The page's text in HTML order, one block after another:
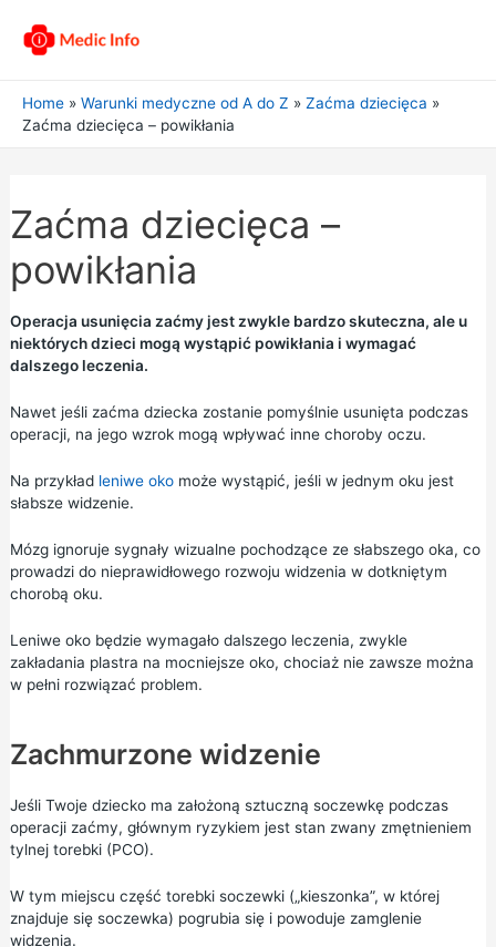
Home Warunki medyczne od A do Z
Zaćma dziecięca
Zaćma dziecięca – powikłania
Zaćma dziecięca –
powikłania
Operacja usunięcia zaćmy jest zwykle bardzo skuteczna, ale u
niektórych dzieci mogą wystąpić powikłania i wymagać
dalszego leczenia.
Nawet jeśli zaćma dziecka zostanie pomyślnie usunięta podczas
operacji, na jego wzrok mogą wpływać inne choroby oczu.
Na przykład leniwe okomoże wystąpić, jeśli w jednym oku jest
słabsze widzenie.
Mózg ignoruje sygnały wizualne pochodzące ze słabszego oka, co
prowadzi do nieprawidłowego rozwoju widzenia w dotkniętym
chorobą oku.
Leniwe oko będzie wymagało dalszego leczenia, zwykle
zakładania plastra na mocniejsze oko, chociaż nie zawsze można
w pełni rozwiązać problem.
Zachmurzone widzenie
Jeśli Twoje dziecko ma założoną sztuczną soczewkę podczas
operacji zaćmy, głównym ryzykiem jest stan zwany zmętnieniem
tylnej torebki (PCO).
W tym miejscu część torebki soczewki („kieszonka”, w której
znajduje się soczewka) pogrubia się i powoduje zamglenie
widzenia.